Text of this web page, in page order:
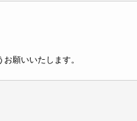
願いいたします。